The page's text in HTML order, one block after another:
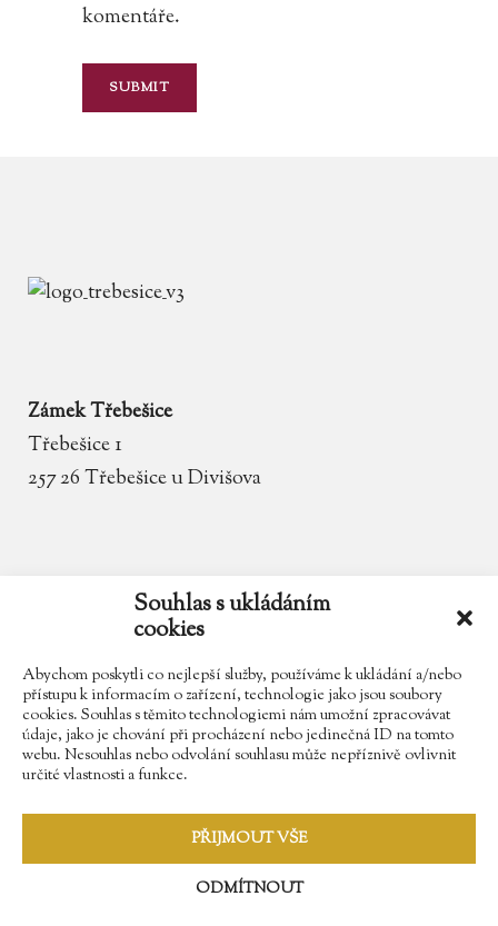
Souhlas s ukládáním
cookies
Abychom poskytli co nejlepší služby, používáme k ukládání a/nebo
přístupu k informacím o zařízení, technologie jako jsou soubory
cookies. Souhlas s těmito technologiemi nám umožní zpracovávat
údaje, jako je chování při procházení nebo jedinečná ID na tomto
webu. Nesouhlas nebo odvolání souhlasu může nepříznivě ovlivnit
určité vlastnosti a funkce.
PŘIJMOUT VŠE
ODMÍTNOUT
komentáře.
Zámek Třebešice
Třebešice 1
257 26 Třebešice u Divišova
zamek.trebesice@volny.cz
602 354 467
Najdete nás na Facebooku
Sledujte náš Instagram